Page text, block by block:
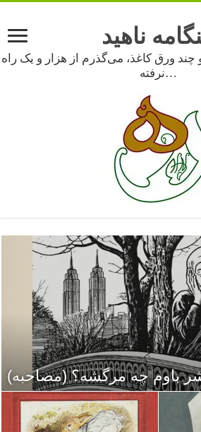
ناهید
چند ورق کاغذ، می‌گذرم از هزار و یک راه
نرفته…
باوم چه مرگشه؟ (مصاحبه)